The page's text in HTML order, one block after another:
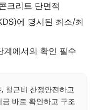
크리트 단면적
에 명시된 최소/최
계에서의 확인 필수
철근비 산정안전하고
바로 확인하고 구조